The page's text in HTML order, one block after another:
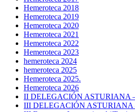
Hemeroteca 2018
Hemeroteca 2019
Hemeroteca 2020
Hemeroteca 2021
Hemeroteca 2022
Hemeroteca 2023
hemeroteca 2024
hemeroteca 2025
Hemeroteca 2025.
Hemeroteca 2026
II DELEGACIÓN ASTURIANA
III DELEGACIÓN